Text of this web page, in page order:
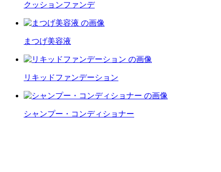
クッションファンデ
まつげ美容液
リキッドファンデーション
シャンプー・コンディショナー